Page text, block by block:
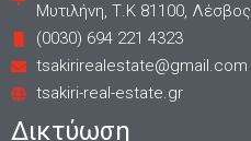
Μυτιλήνη, Τ.Κ 81100, Λέσβος
(0030) 694 221 4323
tsakirirealestate@gmail.com
tsakiri-real-estate.gr
Δικτύωση